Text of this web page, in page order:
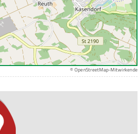
© OpenStreetMap-Mitwirkende